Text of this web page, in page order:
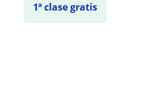
1ª clase gratis